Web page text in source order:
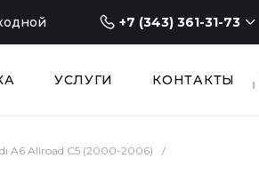
+7 (343) 361-31-73
+7 (343) 361-31-73
3613173@mail.ru
УСЛУГИ КОНТАКТЫ
A6 Allroad C5 (2000-2006)
/